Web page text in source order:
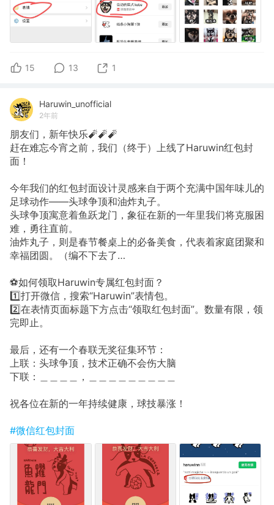
15 13 1
Haruwin_unofficial
2年前
朋友们，新年快乐🧨🧨🧨
赶在难忘今宵之前，我们（终于）上线了Haruwin红包封
面！
今年我们的红包封面设计灵感来自于两个充满中国年味儿的
足球动作——头球争顶和油炸丸子。
头球争顶寓意着鱼跃龙门，象征在新的一年里我们将克服困
难，勇往直前。
油炸丸子，则是春节餐桌上的必备美食，代表着家庭团聚和
幸福团圆。（编不下去了…
⚽️如何领取Haruwin专属红包封面？
1️⃣打开微信，搜索“Haruwin”表情包。
2️⃣在表情页面标题下方点击“领取红包封面”。数量有限，领
完即止。
最后，还有一个春联无奖征集环节：
上联：头球争顶，技术正确不会伤大脑
下联：＿＿＿＿，＿＿＿＿＿＿＿＿＿
祝各位在新的一年持续健康，球技暴涨！
#微信红包封面